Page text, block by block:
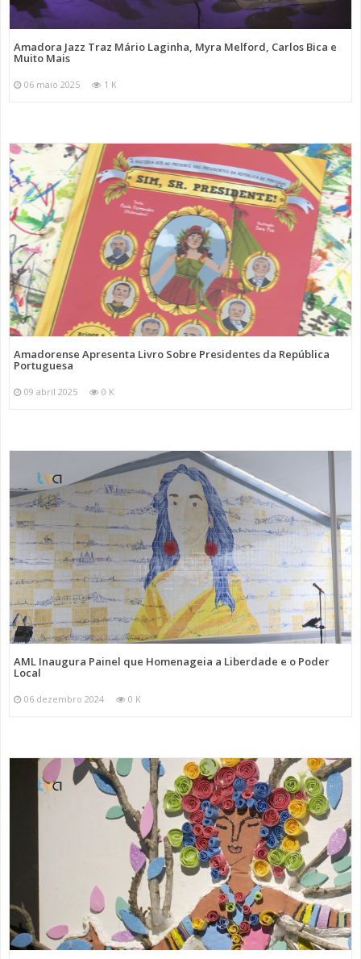
Amadora Jazz Traz Mário Laginha, Myra Melford, Carlos Bica e
Muito Mais
06 maio 2025 1 K
Amadorense Apresenta Livro Sobre Presidentes da República
Portuguesa
09 abril 2025 0 K
AML Inaugura Painel que Homenageia a Liberdade e o Poder
Local
06 dezembro 2024 0 K